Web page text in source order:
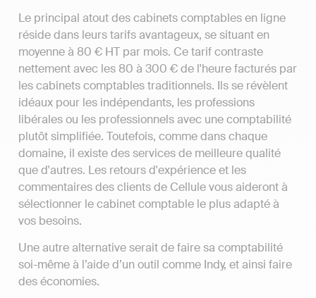
Le principal atout des cabinets comptables en ligne
réside dans leurs tarifs avantageux, se situant en
moyenne à 80 € HT par mois. Ce tarif contraste
nettement avec les 80 à 300 € de l'heure facturés par
les cabinets comptables traditionnels. Ils se révèlent
idéaux pour les indépendants, les professions
libérales ou les professionnels avec une comptabilité
plutôt simplifiée. Toutefois, comme dans chaque
domaine, il existe des services de meilleure qualité
que d'autres. Les retours d'expérience et les
commentaires des clients de Cellule vous aideront à
sélectionner le cabinet comptable le plus adapté à
vos besoins.
Une autre alternative serait de faire sa comptabilité
soi-même à l’aide d’un outil comme Indy, et ainsi faire
des économies.